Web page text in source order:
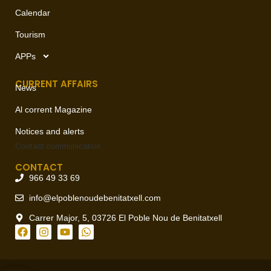
Calendar
Tourism
APPs
CURRENT AFFAIRS
News
Al corrent Magazine
Notices and alerts
Contact communication
CONTACT
966 49 33 69
info@elpoblenoudebenitatxell.com
Carrer Major, 5, 03726 El Poble Nou de Benitatxell